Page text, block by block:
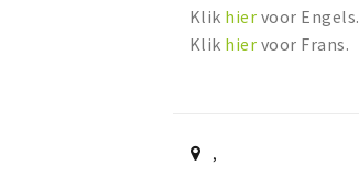
Klik hier voor Engels.
Klik hier voor Frans.
,